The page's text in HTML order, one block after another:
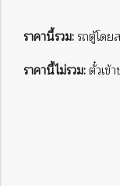
ราคานี้รวม: รถตู้โด
ราคานี้ไม่รวม:ตั๋วเข้